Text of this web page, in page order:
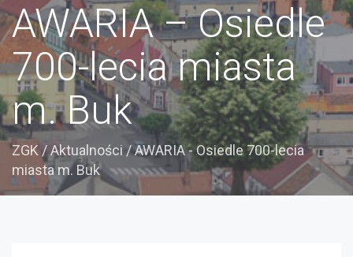
AWARIA – Osiedle
700-lecia miasta
m. Buk
ZGK /Aktualności /AWARIA - Osiedle 700-lecia
miasta m. Buk